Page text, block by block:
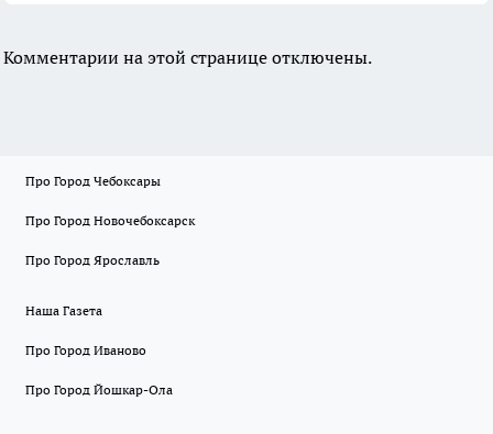
Комментарии на этой странице отключены.
Про Город Чебоксары
Про Город Новочебоксарск
Про Город Ярославль
Наша Газета
Про Город Иваново
Про Город Йошкар-Ола